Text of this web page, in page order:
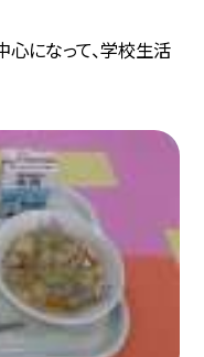
心になって、学校生活